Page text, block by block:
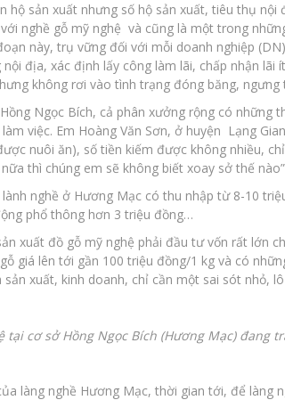
hộ sản xuất nhưng số hộ sản xuất, tiêu thụ
nghề gỗ mỹ nghệ và cũng là một trong
này, trụ vững đối với mỗi doanh nghiệp
địa, xác định lấy công làm lãi, chấp nhận lãi
không rơi vào tình trạng đóng băng, ngưng
Ngọc Bích, cả phân xưởng rộng có những
việc. Em Hoàng Văn Sơn, ở huyện Lạng
nuôi ăn), số tiền kiếm được không nhiều,
thì chúng em sẽ không biết xoay sở thế
nghề ở Hương Mạc có thu nhập từ 8-10
phổ thông hơn 3 triệu đồng…
xuất đồ gỗ mỹ nghệ phải đầu tư vốn rất lớn
giá lên tới gần 100 triệu đồng/1 kg và có
xuất, kinh doanh, chỉ cần một sai sót nhỏ,
tại cơ sở Hồng Ngọc Bích (Hương Mạc)
làng nghề Hương Mạc, thời gian tới, để làng